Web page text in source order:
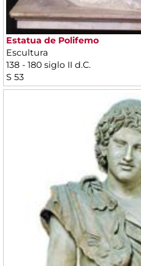
Estatua de Polifemo
Escultura
138 - 180 siglo II d.C.
S 53